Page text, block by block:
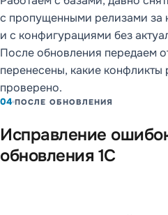
с пропущенными релизами за
и с конфигурациями без
После обновления передаем
перенесены, какие конфликты
проверено.
04 ПОСЛЕ ОБНОВЛЕНИЯ
Исправление
обновления 1С